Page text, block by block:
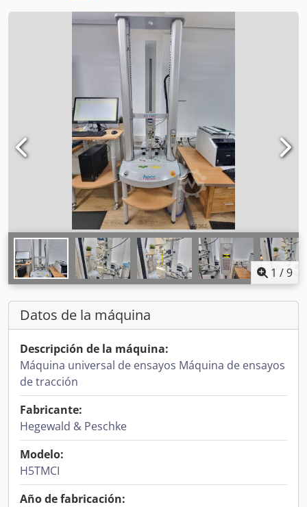
1 /9
Datos de la máquina
Descripción de la máquina:
Máquina universal de ensayos Máquina de ensayos
de tracción
Fabricante:
Hegewald & Peschke
Modelo:
H5TMCI
Año de fabricación: